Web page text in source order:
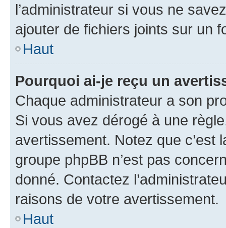
l’administrateur si vous ne
ajouter de fichiers joints sur un
Haut
Pourquoi ai-je reçu un
Chaque administrateur a son
Si vous avez dérogé à une
avertissement. Notez que c’est
groupe phpBB n’est pas
donné. Contactez
raisons de votre avertissement.
Haut